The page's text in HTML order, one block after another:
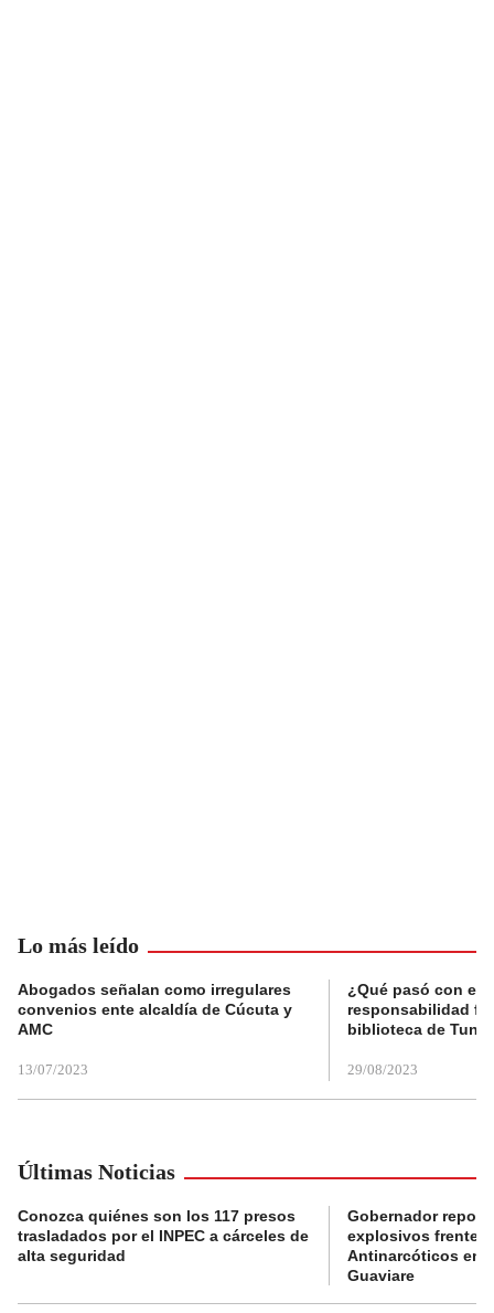
Lo más leído
Abogados señalan como irregulares
convenios ente alcaldía de Cúcuta y
AMC
13/07/2023
¿Qué pasó con el
responsabilidad
biblioteca de
29/08/2023
Últimas Noticias
Conozca quiénes son los 117 presos
trasladados por el INPEC a cárceles de
alta seguridad
Gobernador
explosivos frente a
Antinarcóticos en
Guaviare